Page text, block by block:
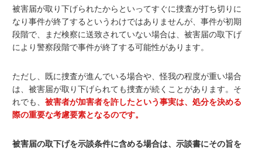
被害届が取り下げられたからといってすぐに捜査が打ち切りに
なり事件が終了するというわけではありませんが、事件が初期
段階で、まだ検察に送致されていない場合は、被害届の取下げ
により警察段階で事件が終了する可能性があります。
ただし、既に捜査が進んでいる場合や、怪我の程度が重い場合
は、被害届が取り下げられても捜査が続くことがあります。そ
れでも、被害者が加害者を許したという事実は、処分を決める
際の重要な考慮要素となるのです。
被害届の取下げを示談条件に含める場合は、示談書にその旨を